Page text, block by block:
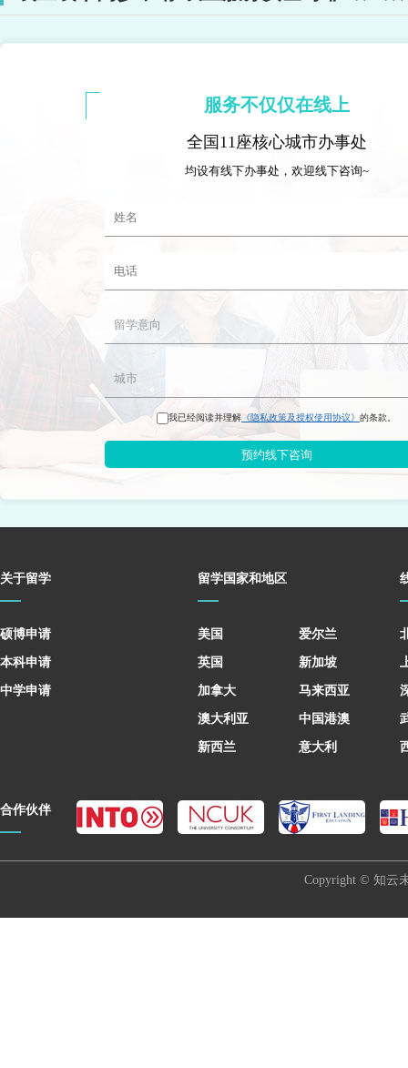
服务不仅仅在线上
全国11座核心城市办事处
均设有线下办事处，欢迎线下咨询~
我已经阅读并理解 《隐私政策及授权使用协议》 的条款。
预约线下咨询
关于留学
硕博申请
本科申请
中学申请
留学国家和地区
美国
英国
加拿大
澳大利亚
新西兰
爱尔兰
新加坡
马来西亚
中国港澳
意大利
合作伙伴
Copyright © 知云